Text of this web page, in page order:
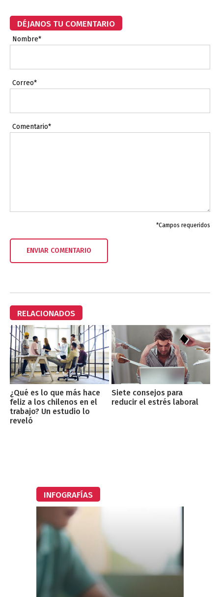
DÉJANOS TU COMENTARIO
Nombre*
Correo*
Comentario*
*Campos requeridos
RELACIONADOS
¿Qué es lo que más hace
feliz a los chilenos en el
trabajo? Un estudio lo
reveló
Siete consejos para
reducir el estrés laboral
INFOGRAFÍAS